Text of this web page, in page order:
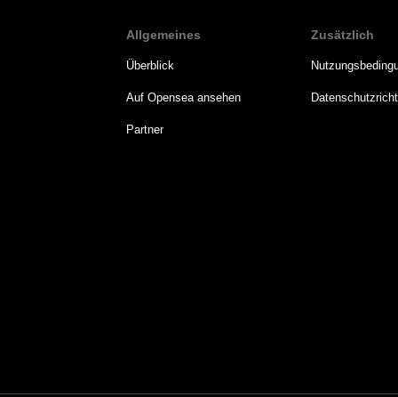
Allgemeines
Überblick
Auf Opensea ansehen
Partner
Zusätzlich